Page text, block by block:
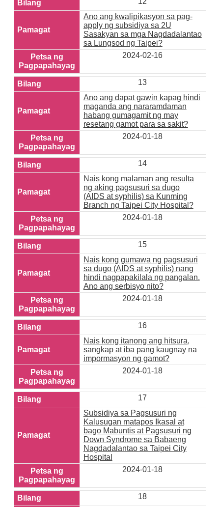
Ano ang kwalipikasyon sa pag-
apply ng subsidiya sa 2U
Sasakyan sa mga Nagdadalantao
sa Lungsod ng Taipei?
2024-02-16
13
Ano ang dapat gawin kapag hindi
maganda ang nararamdaman
habang gumagamit ng may
resetang gamot para sa sakit?
2024-01-18
14
Nais kong malaman ang resulta
ng aking pagsusuri sa dugo
(AIDS at syphilis) sa Kunming
Branch ng Taipei City Hospital?
2024-01-18
15
Nais kong gumawa ng pagsusuri
sa dugo (AIDS at syphilis) nang
hindi nagpapakilala ng pangalan.
Ano ang serbisyo nito?
2024-01-18
16
Nais kong itanong ang hitsura,
sangkap at iba pang kaugnay na
impormasyon ng gamot?
2024-01-18
17
Subsidiya sa Pagsusuri ng
Kalusugan matapos Ikasal at
bago Mabuntis at Pagsusuri ng
Down Syndrome sa Babaeng
Nagdadalantao sa Taipei City
Hospital
2024-01-18
18